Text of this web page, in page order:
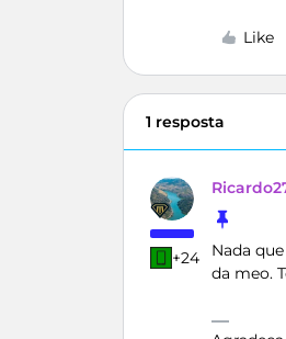
Like
1 resposta
+24
Nada
da meo.